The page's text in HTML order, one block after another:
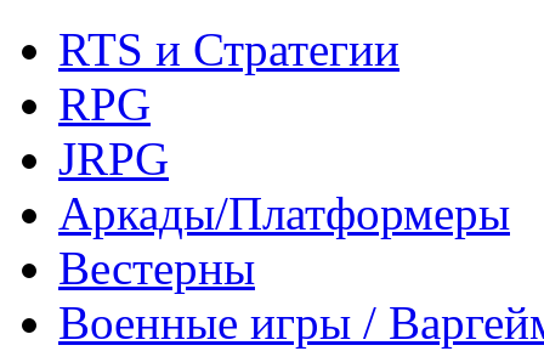
RTS и Стратегии
RPG
JRPG
Аркады/Платформеры
Вестерны
Военные игры /